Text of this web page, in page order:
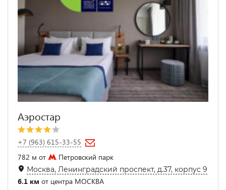
Аэростар
+7 (963) 615-33-55
782 м от
Петровский парк
Москва, Ленинградский проспект, д.37, корпус 9
6.1 км от центра МОСКВА